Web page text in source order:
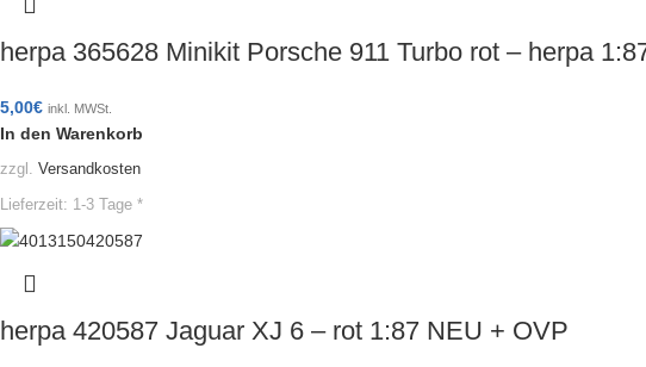
herpa 365628 Minikit Porsche 911 Turbo rot – herpa
5,00€ inkl. MWSt.
In den Warenkorb
zzgl. Versandkosten
Lieferzeit: 1-3 Tage *
herpa 420587 Jaguar XJ 6 – rot 1:87 NEU + OVP